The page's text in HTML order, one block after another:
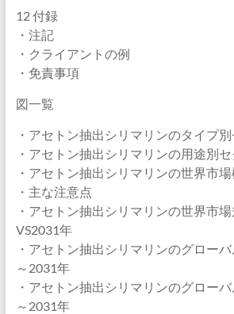
12 付録
・注記
・クライアントの例
・免責事項
図一覧
・アセトン抽出シリマリンのタイプ
・アセトン抽出シリマリンの用途別セ
・アセトン抽出シリマリンの世界市
・主な注意点
・アセトン抽出シリマリンの世界市
VS2031年
・アセトン抽出シリマリンのグロー
～2031年
・アセトン抽出シリマリンのグロー
～2031年